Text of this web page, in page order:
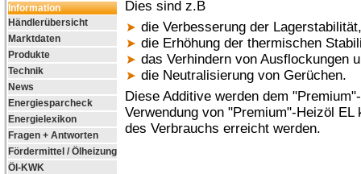
Information
Händlerübersicht
Marktdaten
Produkte
Technik
News
Energiesparcheck
Energielexikon
Fragen + Antworten
Fördermittel / Ölheizung
Öl-KWK
Dies sind z.B
die Verbesserung der Lagerstabilität,
die Erhöhung der thermischen
das Verhindern von Ausflockungen
die Neutralisierung von Gerüchen.
Diese Additive werden dem
Verwendung von "Premium"-Heizöl
des Verbrauchs erreicht werden.